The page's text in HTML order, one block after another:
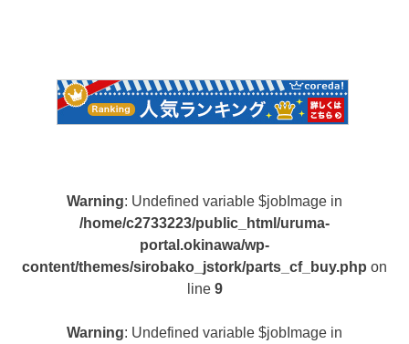
Warning: Undefined variable $jobImage in
/home/c2733223/public_html/uruma-
portal.okinawa/wp-
content/themes/sirobako_jstork/parts_cf_buy.php on
line 9
Warning: Undefined variable $jobImage in